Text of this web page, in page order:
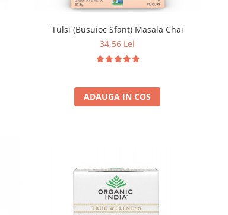
Tulsi (Busuioc Sfant) Masala Chai
34,56 Lei
ADAUGA IN COS